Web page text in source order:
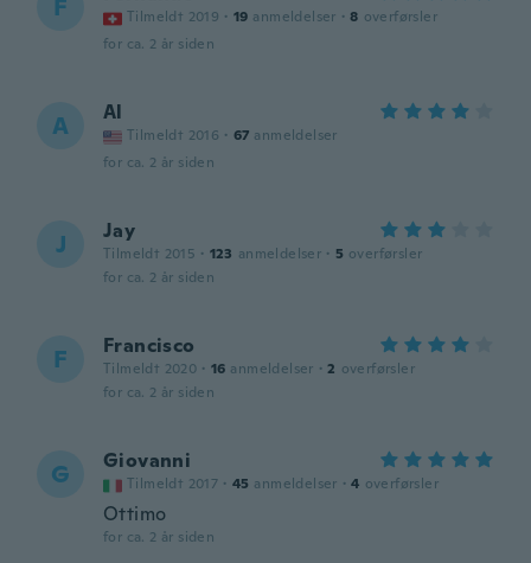
F Tilmeldt 2019 · 19 anmeldelser · 8 overførsler
for ca. 2 år siden
A Al
Tilmeldt 2016 · 67 anmeldelser
for ca. 2 år siden
J Jay
Tilmeldt 2015 · 123 anmeldelser · 5 overførsler
for ca. 2 år siden
F Francisco
Tilmeldt 2020 · 16 anmeldelser · 2 overførsler
for ca. 2 år siden
G Giovanni
Tilmeldt 2017 · 45 anmeldelser · 4 overførsler
Ottimo
for ca. 2 år siden